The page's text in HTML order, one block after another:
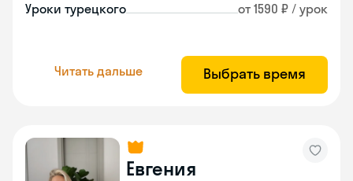
Уроки турецкого от 1590 ₽ / урок
Читать дальше Выбрать время
Евгения